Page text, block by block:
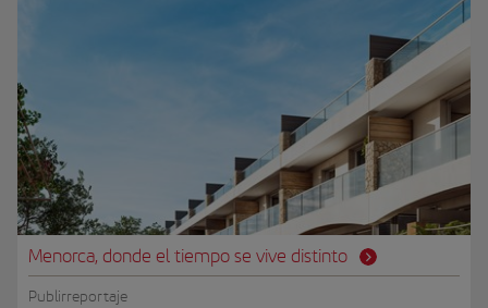
Menorca, donde el tiempo se vive distinto
Publirreportaje